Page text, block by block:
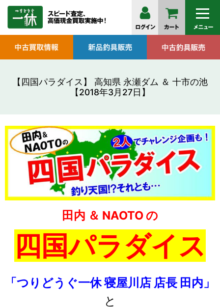
【四国パラダイス】 高知県 永瀬ダム ＆ 十市の池
【2018年3月27日】
田内 ＆ NAOTO の
四国パラダイス
「つりどうぐ一休 寝屋川店 店長 田内」
と